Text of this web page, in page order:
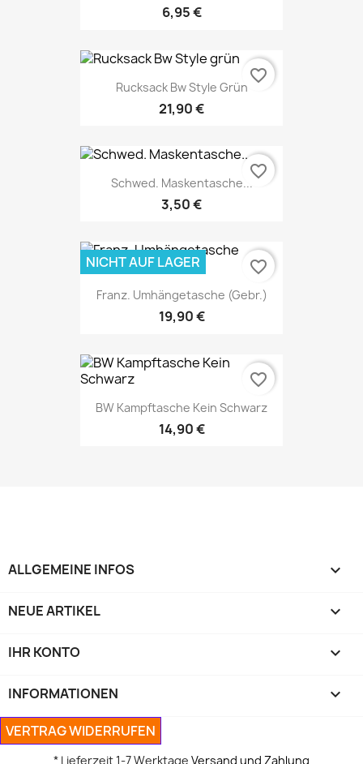
6,95 €
Rucksack Bw Style Grün
21,90 €
favorite_border
Schwed. Maskentasche...
3,50 €
favorite_border
Franz. Umhängetasche (gebr.)
19,90 €
NICHT AUF LAGER favorite_border
BW Kampftasche Kein Schwarz
14,90 €
favorite_border
ALLGEMEINE INFOS 
NEUE ARTIKEL 
IHR KONTO 
INFORMATIONEN 
VERTRAG WIDERRUFEN
* Lieferzeit 1-7 Werktage Versand und Zahlung